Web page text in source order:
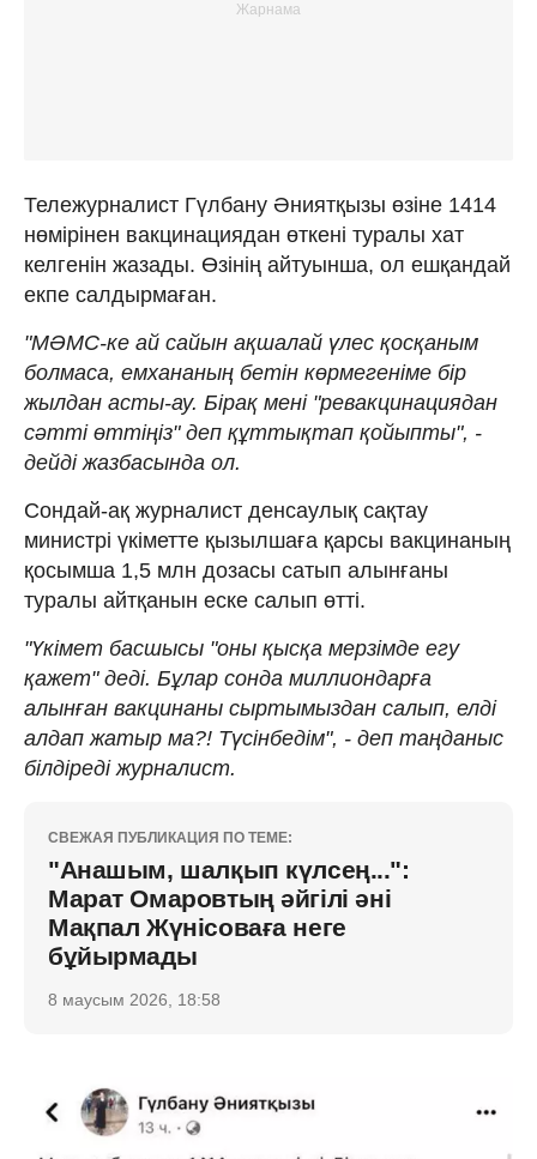
Тележурналист Гүлбану Әниятқызы өзіне 1414
нөмірінен вакцинациядан өткені туралы хат
келгенін жазады. Өзінің айтуынша, ол ешқандай
екпе салдырмаған.
"МӘМС-ке ай сайын ақшалай үлес қосқаным
болмаса, емхананың бетін көрмегеніме бір
жылдан асты-ау. Бірақ мені "ревакцинациядан
сәтті өттіңіз" деп құттықтап қойыпты", -
дейді жазбасында ол.
Сондай-ақ журналист денсаулық сақтау
министрі үкіметте қызылшаға қарсы вакцинаның
қосымша 1,5 млн дозасы сатып алынғаны
туралы айтқанын еске салып өтті.
"Үкімет басшысы "оны қысқа мерзімде егу
қажет" деді. Бұлар сонда миллиондарға
алынған вакцинаны сыртымыздан салып, елді
алдап жатыр ма?! Түсінбедім", - деп таңданыс
білдіреді журналист.
СВЕЖАЯ ПУБЛИКАЦИЯ ПО ТЕМЕ:
"Анашым, шалқып күлсең...":
Марат Омаровтың әйгілі әні
Мақпал Жүнісоваға неге
бұйырмады
8 маусым 2026, 18:58